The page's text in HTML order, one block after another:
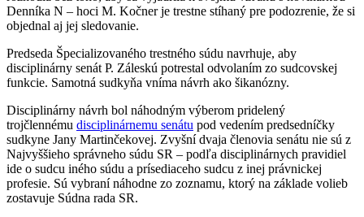
Denníka N – hoci M. Kočner je trestne stíhaný pre podozrenie, že si
objednal aj jej sledovanie.
Predseda Špecializovaného trestného súdu navrhuje, aby
disciplinárny senát P. Záleskú potrestal odvolaním zo sudcovskej
funkcie. Samotná sudkyňa vníma návrh ako šikanózny.
Disciplinárny návrh bol náhodným výberom pridelený
trojčlennému disciplinárnemu senátu pod vedením predsedníčky
sudkyne Jany Martinčekovej. Zvyšní dvaja členovia senátu nie sú z
Najvyššieho správneho súdu SR – podľa disciplinárnych pravidiel
ide o sudcu iného súdu a prísediaceho sudcu z inej právnickej
profesie. Sú vybraní náhodne zo zoznamu, ktorý na základe volieb
zostavuje Súdna rada SR.